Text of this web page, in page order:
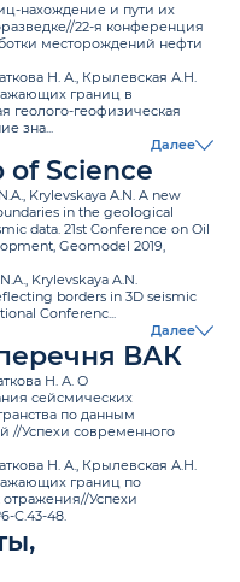
нахождение и пути их
22-я конференция
месторождений нефти
Н. А., Крылевская А.Н.
границ в
геолого-геофизическая
зна...
Далее
of Science
Krylevskaya A.N. A new
in the geological
data. 21st Conference on Oil
Geomodel 2019,
Krylevskaya A.N.
borders in 3D seismic
Conferenc...
Далее
ВАК
Н. А. О
сейсмических
по данным
//Успехи современного
Н. А., Крылевская А.Н.
границ по
Успехи
С.43-48.